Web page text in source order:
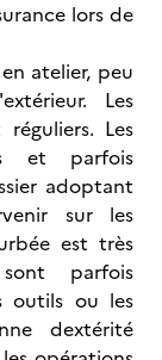
lors de
atelier, peu
Les
Les
et parfois
adoptant
sur les
est très
parfois
outils ou les
dextérité